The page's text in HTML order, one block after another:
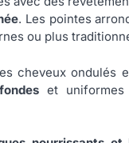
. Les pointes
ou plus
cheveux ondulés
et